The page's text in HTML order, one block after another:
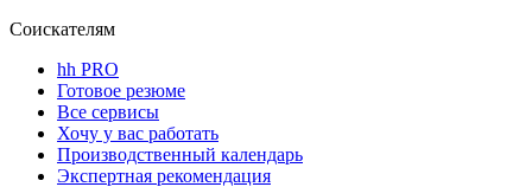
Соискателям
hh PRO
Готовое резюме
Все сервисы
Хочу у вас работать
Производственный календарь
Экспертная рекомендация